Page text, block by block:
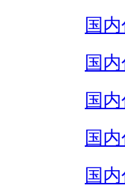
国
国
国
国
国